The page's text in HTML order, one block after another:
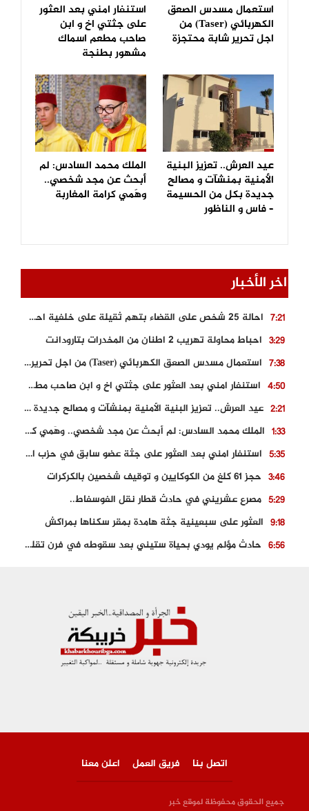
استعمال مسدس الصعق
الكهربائي (Taser) من
اجل تحرير شابة محتجزة
استنفار امني بعد العثور
على جثتي اخ و ابن
صاحب مطعم اسماك
مشهور بطنجة
عيد العرش.. تعزيز البنية
الأمنية بمنشآت و مصالح
جديدة بكل من الحسيمة
– فاس و الناظور
الملك محمد السادس: لم
أبحث عن مجد شخصي..
وهَمي كرامة المغاربة
اخر الأخبار
7:21
احالة 25 شخص على القضاء بتهم ثقيلة على خلفية احداث المناطق الشمالية
3:29 احباط محاولة تهريب 2 اطنان من المخدرات بتارودانت
7:38
استعمال مسدس الصعق الكهربائي (Taser) من اجل تحرير شابة محتجزة
4:50
استنفار امني بعد العثور على جثتي اخ و ابن صاحب مطعم اسماك مشهور بطنجة
2:21
عيد العرش.. تعزيز البنية الأمنية بمنشآت و مصالح جديدة بكل من الحسيمة – فاس و الناظور
1:33
الملك محمد السادس: لم أبحث عن مجد شخصي.. وهَمي كرامة المغاربة
5:35
استنفار امني بعد العثور على جثة عضو سابق في حزب المصباح بالقنيطرة..
3:46 حجز 61 كلغ من الكوكايين و توقيف شخصين بالكركرات
5:29 مصرع عشريني في حادث قطار نقل الفوسفاط..
9:18 العثور على سبعينية جثة هامدة بمقر سكناها بمراكش
6:56
حادث مؤلم يودي بحياة ستيني بعد سقوطه في فرن تقليدي “للجير”
اتصل بنا فريق العمل اعلن معنا
جميع الحقوق محفوظة لموقع خبر